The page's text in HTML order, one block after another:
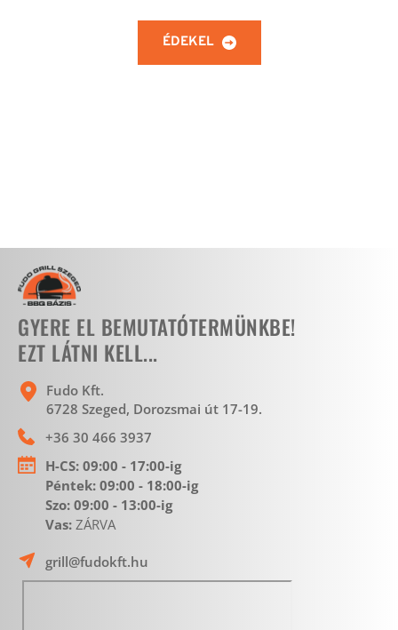
ÉDEKEL
GYERE EL BEMUTATÓTERMÜNKBE!
EZT LÁTNI KELL...
Fudo Kft.
6728 Szeged, Dorozsmai út 17-19.
+36 30 466 3937
H-CS: 09:00 - 17:00-ig
Péntek: 09:00 - 18:00-ig
Szo: 09:00 - 13:00-ig
Vas: ZÁRVA
grill@fudokft.hu